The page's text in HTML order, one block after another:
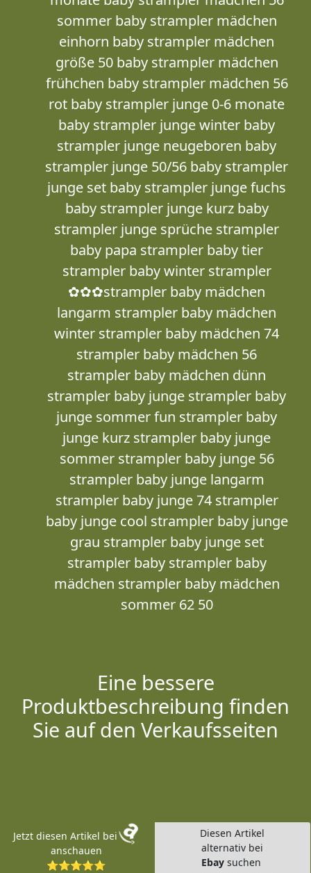
sommer baby strampler mädchen
einhorn baby strampler mädchen
größe 50 baby strampler mädchen
frühchen baby strampler mädchen 56
rot baby strampler junge 0-6 monate
baby strampler junge winter baby
strampler junge neugeboren baby
strampler junge 50/56 baby strampler
junge set baby strampler junge fuchs
baby strampler junge kurz baby
strampler junge sprüche strampler
baby papa strampler baby tier
strampler baby winter strampler
✿✿✿strampler baby mädchen
langarm strampler baby mädchen
winter strampler baby mädchen 74
strampler baby mädchen 56
strampler baby mädchen dünn
strampler baby junge strampler baby
junge sommer fun strampler baby
junge kurz strampler baby junge
sommer strampler baby junge 56
strampler baby junge langarm
strampler baby junge 74 strampler
baby junge cool strampler baby junge
grau strampler baby junge set
strampler baby strampler baby
mädchen strampler baby mädchen
sommer 62 50
Eine bessere
Produktbeschreibung finden
Sie auf den Verkaufsseiten
Jetzt diesen Artikel bei
anschauen
⭐⭐⭐⭐⭐
Diesen Artikel
alternativ bei
Ebay suchen